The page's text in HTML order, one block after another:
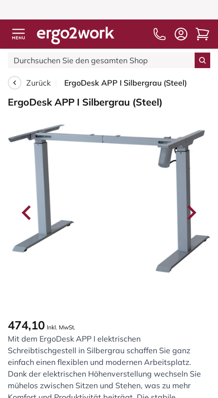
Zurück ErgoDesk APP I Silbergrau (Steel)
ErgoDesk APP I Silbergrau (Steel)
474,10 Inkl. MwSt.
Mit dem ErgoDesk APP I elektrischen
Schreibtischgestell in Silbergrau schaffen Sie ganz
einfach einen flexiblen und modernen Arbeitsplatz.
Dank der elektrischen Höhenverstellung wechseln Sie
mühelos zwischen Sitzen und Stehen, was zu mehr